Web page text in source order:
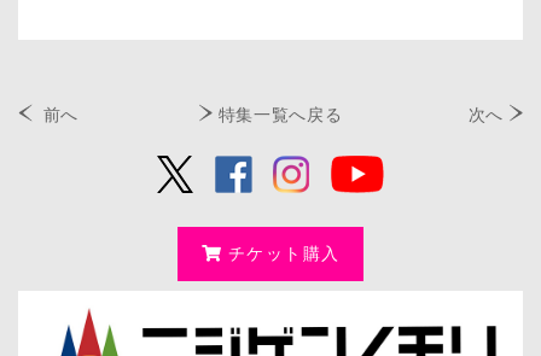
前へ 特集一覧へ戻る 次へ
チケット購入